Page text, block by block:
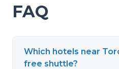
FAQ
Which hotels near
free shuttle?